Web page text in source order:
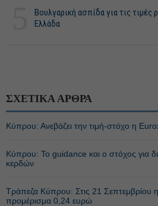
Βουλγαρική ασπίδα για τις τιμές
Ελλάδα
ΣΧΕΤΙΚΑ ΑΡΘΡΑ
Κύπρου: Ανεβάζει την τιμή-στόχο η
Κύπρου: Το guidance και ο στόχος για
κερδών
Τράπεζα Κύπρου: Στις 21 Σεπτεμβρίου
προμέρισμα 0,24 ευρώ